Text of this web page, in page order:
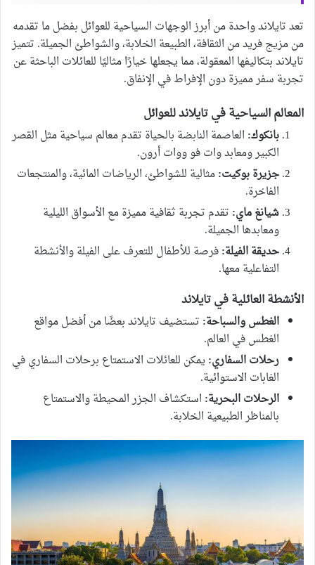
تعد تايلاند واحدة من أبرز الوجهات السياحية للعوائل بفضل ما تقدمه
من مزيج فريد من الثقافة، الطبيعة الخلابة، والشواطئ الجميلة. تتميز
تايلاند بتكاليفها المعقولة، مما يجعلها خيارًا مثاليًا للعائلات الباحثة عن
تجربة سفر مميزة دون الإفراط في الإنفاق.
المعالم السياحية في تايلاند للعوائل
بانكوك: العاصمة النابضة بالحياة تقدم معالم سياحية مثل القصر
الكبير ومعابد وات فو ووات أرون.
جزيرة بوكيت:مثالية للشواطئ، الرياضات المائية، والمنتجعات
الفاخرة.
شيانغ ماي: تقدم تجربة ثقافية مميزة مع الأسواق الليلية
ومعابدها الجميلة.
حديقة الفيلة:فرصة للأطفال للتعرف على الفيلة والأنشطة
التفاعلية معها.
الأنشطة العائلية في تايلاند
الغطس والسباحة: تستضيف تايلاند بعضًا من أفضل مواقع
الغطس في العالم.
رحلات السفاري:يمكن للعائلات الاستمتاع برحلات السفاري في
الغابات الاستوائية.
الرحلات البحرية: استكشاف الجزر المحيطة والاستمتاع
بالمناظر الطبيعية الخلابة.